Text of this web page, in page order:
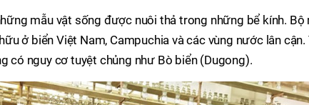
mẫu vật sống được nuôi thả trong những bể kính.
ở biển Việt Nam, Campuchia và các vùng nước lân
có nguy cơ tuyệt chủng như Bò biển (Dugong).